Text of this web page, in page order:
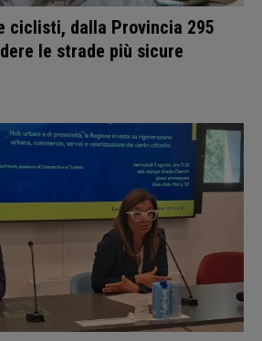
ciclisti, dalla Provincia 295
le strade più sicure